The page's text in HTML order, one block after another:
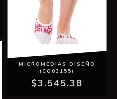
MICROMEDIAS DISEÑO
(CO03155)
$3.545,38